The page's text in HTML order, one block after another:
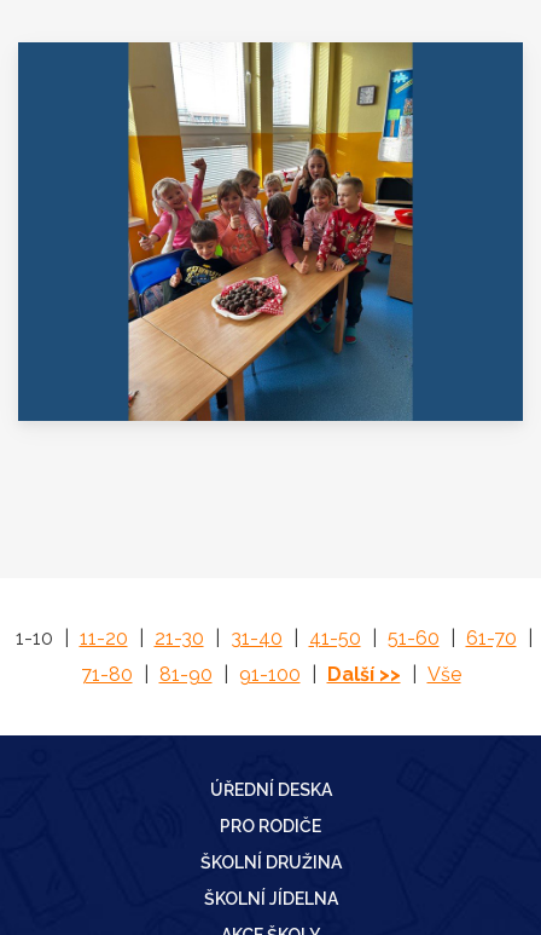
1-10 11-20 21-30 31-40 41-50 51-60 61-70
71-80
81-90 91-100 Další >> Vše
ÚŘEDNÍ DESKA
PRO RODIČE
ŠKOLNÍ DRUŽINA
ŠKOLNÍ JÍDELNA